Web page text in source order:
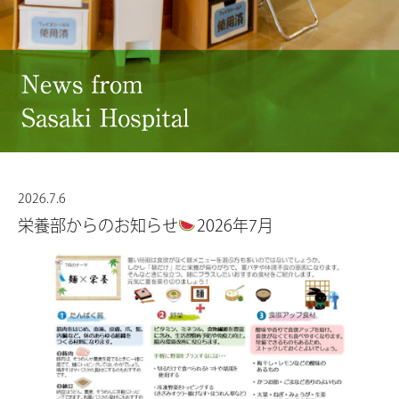
2026.7.6
栄養部からのお知らせ 2026年7月